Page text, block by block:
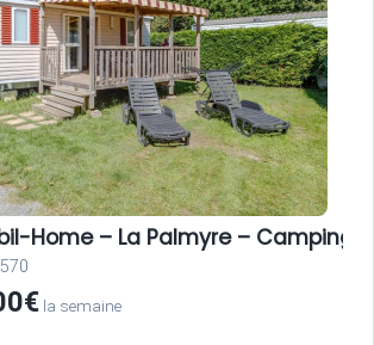
Home – La Palmyre – Camping
la semaine